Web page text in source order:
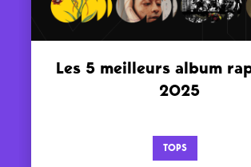
Les 5 meilleurs album
2025
TOPS